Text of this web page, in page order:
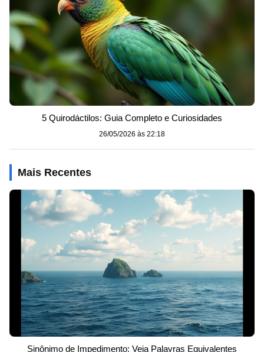
5 Quirodáctilos: Guia Completo e Curiosidades
26/05/2026 às 22:18
Mais Recentes
Sinônimo de Impedimento: Veja Palavras Equivalentes